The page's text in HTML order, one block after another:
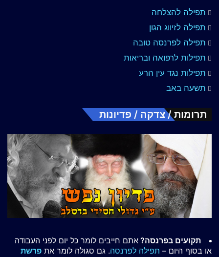
תפילה להצלחה
תפילה לזיווג הגון
תפילה לפרנסה טובה
תפילות לרפואה ובריאות
תפילות נגד עין הרע
תשעה באב
תרומות / צדקה / פדיונות
תקועים בפרנסה? אתם חייבים לומר כל יום לפני העבודה
או בסוף היום – תפילה לפרנסה. גם סגולה לומר את פרשת